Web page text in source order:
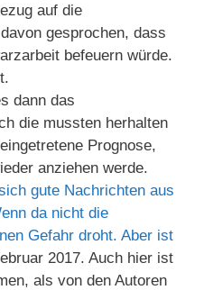
auf die
gesprochen, dass
befeuern würde.
dann das
die mussten herhalten
Prognose,
anziehen werde.
gute Nachrichten aus
da nicht die
Gefahr droht. Aber ist
2017. Auch hier ist
als von den Autoren